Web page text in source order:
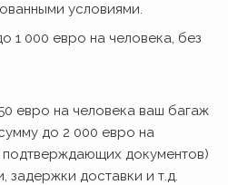
условиями.
1 000 евро на человека, без
евро на человека ваш багаж
до 2 000 евро на
подтверждающих документов)
задержки доставки и т.д.